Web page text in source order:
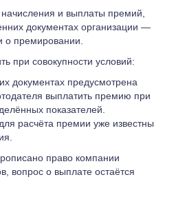
начисления и выплаты премий,
документах организации —
премировании.
при совокупности условий:
документах предусмотрена
выплатить премию при
показателей.
расчёта премии уже известны
право компании
вопрос о выплате остаётся